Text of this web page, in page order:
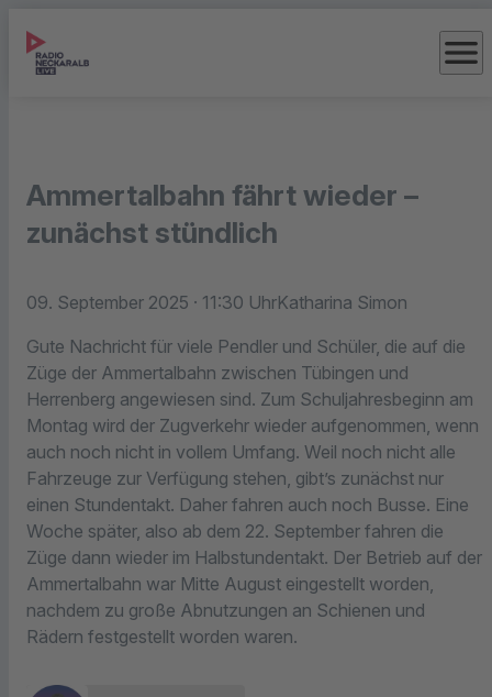
menu
Ammertalbahn fährt wieder –
zunächst stündlich
09. September 2025 · 11:30 UhrKatharina Simon
Gute Nachricht für viele Pendler und Schüler, die auf die
Züge der Ammertalbahn zwischen Tübingen und
Herrenberg angewiesen sind. Zum Schuljahresbeginn am
Montag wird der Zugverkehr wieder aufgenommen, wenn
auch noch nicht in vollem Umfang. Weil noch nicht alle
Fahrzeuge zur Verfügung stehen, gibt’s zunächst nur
einen Stundentakt. Daher fahren auch noch Busse. Eine
Woche später, also ab dem 22. September fahren die
Züge dann wieder im Halbstundentakt. Der Betrieb auf der
Ammertalbahn war Mitte August eingestellt worden,
nachdem zu große Abnutzungen an Schienen und
Rädern festgestellt worden waren.